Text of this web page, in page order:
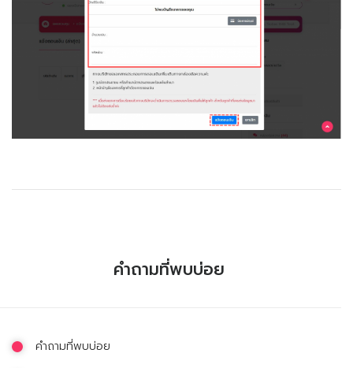
คำถามที่พบบ่อย
คำถามที่พบบ่อย